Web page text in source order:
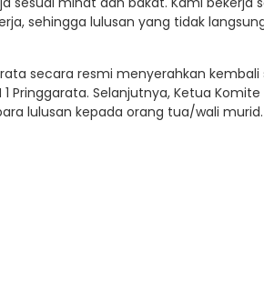
sehingga lulusan yang tidak
secara resmi menyerahkan
Pringgarata. Selanjutnya, Ketua Komite
lulusan kepada orang tua/wali murid.